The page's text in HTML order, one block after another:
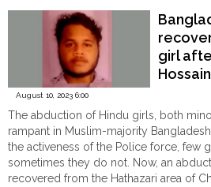
girl
August 10, 2023 6:00
The abduction of Hindu girls, both
rampant in Muslim-majority
the activeness of the Police force, few
sometimes they do not. Now, an
recovered from the Hathazari area of